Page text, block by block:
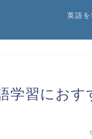
英語
学習におす